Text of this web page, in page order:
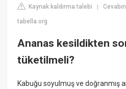
Kaynak kaldırma talebi |
tabella.org
Ananas kesildikten
tüketilmeli?
Kabuğu soyulmuş ve doğranmış